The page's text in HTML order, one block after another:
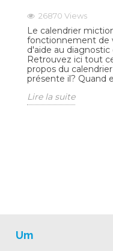
26870 Views
Le calendrier
fonctionnement de
d'aide au diagnostic
Retrouvez ici tout
propos du
présente il? Quand
Lire la suite
Um